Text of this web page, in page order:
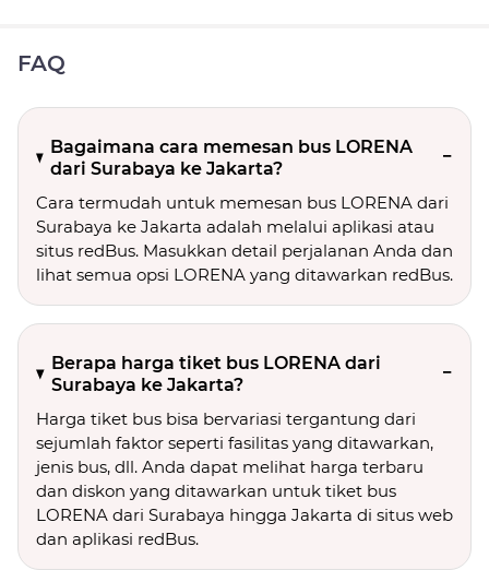
FAQ
Bagaimana cara memesan bus LORENA
dari Surabaya ke Jakarta?
Cara termudah untuk memesan bus LORENA dari
Surabaya ke Jakarta adalah melalui aplikasi atau
situs redBus. Masukkan detail perjalanan Anda dan
lihat semua opsi LORENA yang ditawarkan redBus.
Berapa harga tiket bus LORENA dari
Surabaya ke Jakarta?
Harga tiket bus bisa bervariasi tergantung dari
sejumlah faktor seperti fasilitas yang ditawarkan,
jenis bus, dll. Anda dapat melihat harga terbaru
dan diskon yang ditawarkan untuk tiket bus
LORENA dari Surabaya hingga Jakarta di situs web
dan aplikasi redBus.